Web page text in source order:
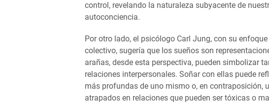
control, revelando la naturaleza subyacente de
autoconciencia.
Por otro lado, el psicólogo Carl Jung, con su
colectivo, sugería que los sueños son
arañas, desde esta perspectiva, pueden simbolizar
relaciones interpersonales. Soñar con ellas puede
más profundas de uno mismo o, en contraposición,
atrapados en relaciones que pueden ser tóxicas o